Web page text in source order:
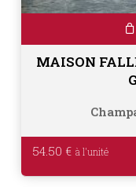
MAISON
54.50 €